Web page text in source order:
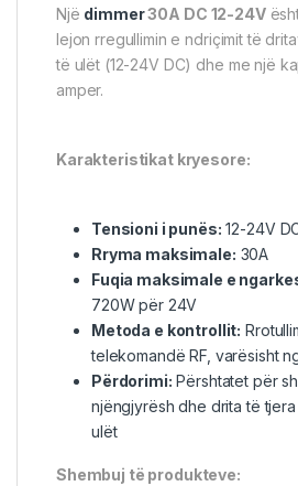
Një dimmer30A DC 12-24V
lejon rregullimin e ndriçimit të
të ulët (12-24V DC) dhe me një
amper.
Karakteristikat kryesore:
Tensioni i punës: 12-24V
Rryma maksimale: 30A
Fuqia maksimale e
720W për 24V
Metoda e kontrollit:
telekomandë RF, varësisht
Përdorimi: Përshtatet për
njëngjyrësh dhe drita të tjera
ulët
Shembuj të produkteve: